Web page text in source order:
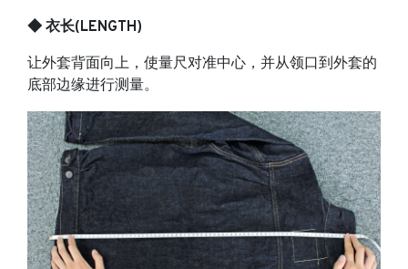
◆ 衣长(LENGTH)
让外套背面向上，使量尺对准中心，并从领口到外套的
底部边缘进行测量。